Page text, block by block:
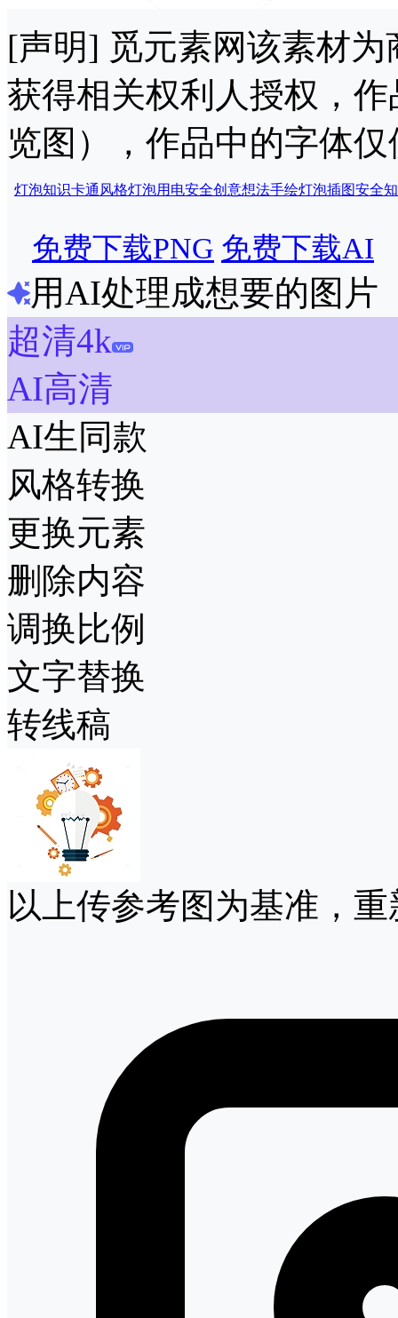
[声明] 觅元素网该素材
获得相关权利人授权，
览图），作品中的字体
灯泡知识卡通风格灯泡用电安全创意想法手绘灯泡插图安全
免费下载PNG 免费下载AI
用AI处理成想要的图片
超清4k
AI高清
AI生同款
风格转换
更换元素
删除内容
调换比例
文字替换
转线稿
以上传参考图为基准，